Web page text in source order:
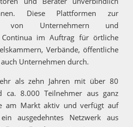
Diese Plattformen zur
von Unternehmern und
Continua im Auftrag für örtliche
Verbände, öffentliche
Unternehmen durch.
als zehn Jahren mit über 80
ca. 8.000 Teilnehmer aus ganz
am Markt aktiv und verfügt auf
ausgedehntes Netzwerk aus